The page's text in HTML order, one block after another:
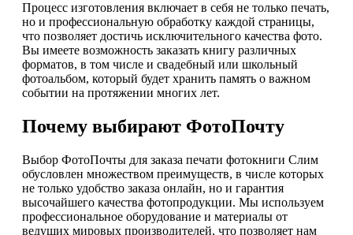
Процесс изготовления включает в себя не только печать,
но и профессиональную обработку каждой страницы,
что позволяет достичь исключительного качества фото.
Вы имеете возможность заказать книгу различных
форматов, в том числе и свадебный или школьный
фотоальбом, который будет хранить память о важном
событии на протяжении многих лет.
Почему выбирают ФотоПочту
Выбор ФотоПочты для заказа печати фотокниги Слим
обусловлен множеством преимуществ, в числе которых
не только удобство заказа онлайн, но и гарантия
высочайшего качества фотопродукции. Мы используем
профессиональное оборудование и материалы от
ведущих мировых производителей, что позволяет нам